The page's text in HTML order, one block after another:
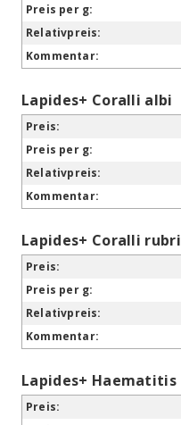
Lapides+ Coralli albi
Lapides+ Coralli rubri
Lapides+ Haematitis